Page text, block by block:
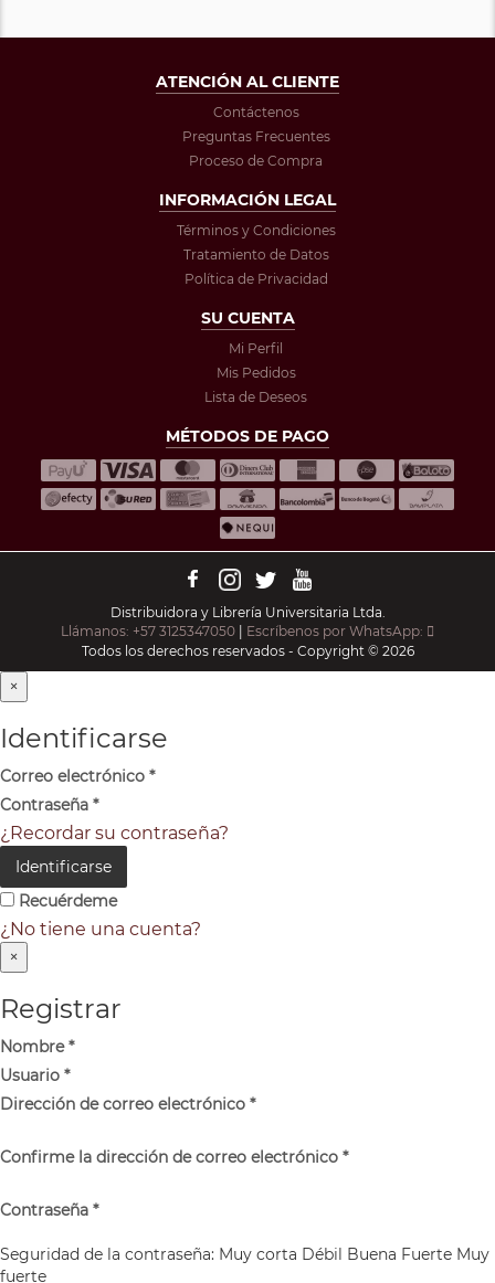
ATENCIÓN AL CLIENTE
Contáctenos
Preguntas Frecuentes
Proceso de Compra
INFORMACIÓN LEGAL
Términos y Condiciones
Tratamiento de Datos
Política de Privacidad
SU CUENTA
Mi Perfil
Mis Pedidos
Lista de Deseos
MÉTODOS DE PAGO
Distribuidora y Librería Universitaria Ltda.
Llámanos: +57 3125347050 | Escríbenos por WhatsApp:
Todos los derechos reservados - Copyright © 2026
×
Identificarse
Correo electrónico *
Contraseña *
¿Recordar su contraseña?
Identificarse
Recuérdeme
¿No tiene una cuenta?
×
Registrar
Nombre*
Usuario *
Dirección de correo electrónico *
Confirme la dirección de correo electrónico *
Contraseña *
Seguridad de la contraseña: Muy corta Débil Buena Fuerte Muy
fuerte